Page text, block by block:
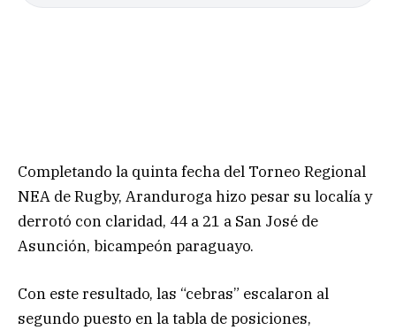
Completando la quinta fecha del Torneo Regional
NEA de Rugby, Aranduroga hizo pesar su localía y
derrotó con claridad, 44 a 21 a San José de
Asunción, bicampeón paraguayo.
Con este resultado, las “cebras” escalaron al
segundo puesto en la tabla de posiciones,